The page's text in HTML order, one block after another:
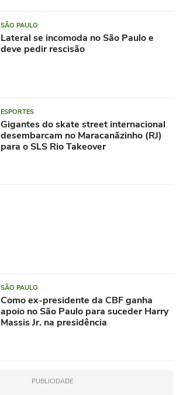
SÃO PAULO
Lateral se incomoda no São Paulo e
deve pedir rescisão
ESPORTES
Gigantes do skate street internacional
desembarcam no Maracanãzinho (RJ)
para o SLS Rio Takeover
SÃO PAULO
Como ex-presidente da CBF ganha
apoio no São Paulo para suceder Harry
Massis Jr. na presidência
PUBLICIDADE